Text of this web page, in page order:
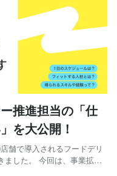
推進担当の「仕
を大公開！
舗で導入されるフードデリ
ました。 今回は、事業拡大